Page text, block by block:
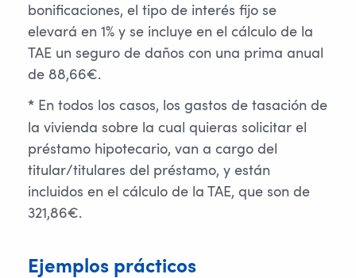
bonificaciones, el tipo de interés fijo se
elevará en 1% y se incluye en el cálculo de la
TAE un seguro de daños con una prima anual
de 88,66€.
* En todos los casos, los gastos de tasación de
la vivienda sobre la cual quieras solicitar el
préstamo hipotecario, van a cargo del
titular/titulares del préstamo, y están
incluidos en el cálculo de la TAE, que son de
321,86€.
Ejemplos prácticos